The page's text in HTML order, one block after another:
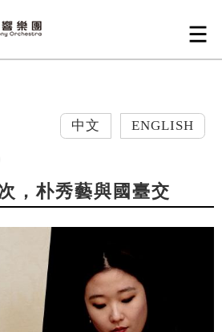
中文 ENGLISH
，朴秀藝與國臺交